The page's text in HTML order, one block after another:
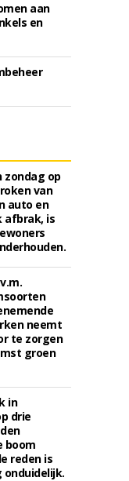
aan
en
zondag op
van
auto en
afbrak, is
neemt
te zorgen
groen
in
drie
boom
reden is
onduidelijk.